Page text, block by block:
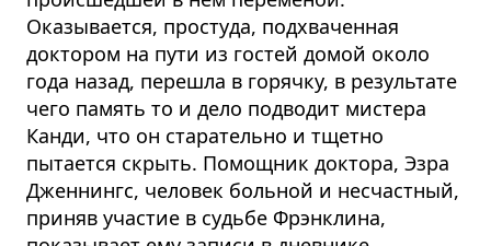
Оказывается, простуда, подхваченная
доктором на пути из гостей домой около
года назад, перешла в горячку, в результате
чего память то и дело подводит мистера
Канди, что он старательно и тщетно
пытается скрыть. Помощник доктора, Эзра
Дженнингс, человек больной и несчастный,
приняв участие в судьбе Фрэнклина,